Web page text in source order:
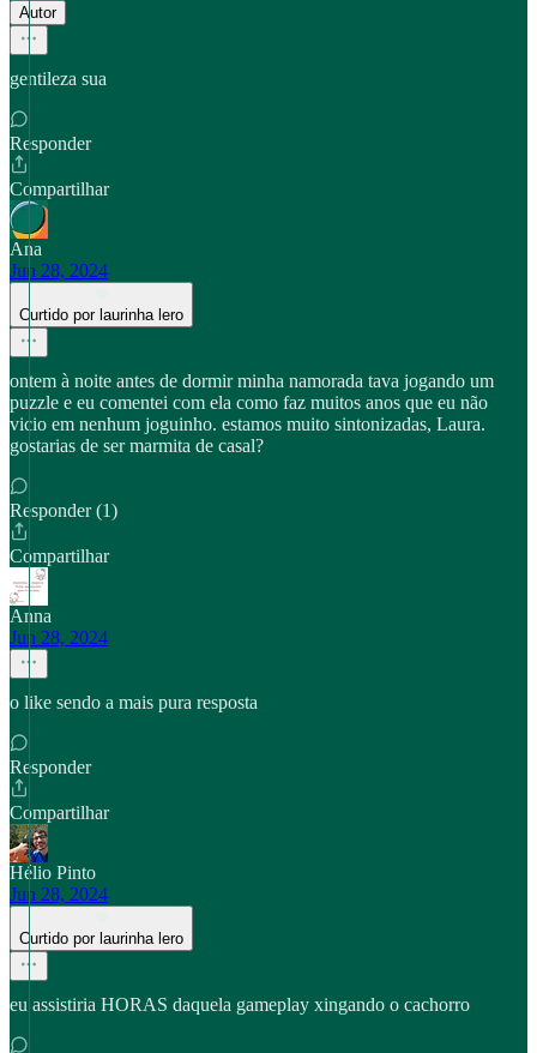
Autor
gentileza sua
Responder
Compartilhar
Ana
Jun 28, 2024
Curtido por laurinha lero
ontem à noite antes de dormir minha namorada tava jogando um
puzzle e eu comentei com ela como faz muitos anos que eu não
vicio em nenhum joguinho. estamos muito sintonizadas, Laura.
gostarias de ser marmita de casal?
Responder (1)
Compartilhar
Anna
Jun 28, 2024
o like sendo a mais pura resposta
Responder
Compartilhar
Hélio Pinto
Jun 28, 2024
Curtido por laurinha lero
eu assistiria HORAS daquela gameplay xingando o cachorro